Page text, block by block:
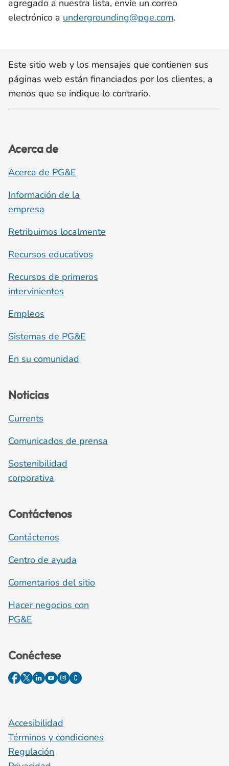
agregado a nuestra lista, envíe un correo
electrónico a undergrounding@pge.com.
Este sitio web y los mensajes que contienen sus
páginas web están financiados por los clientes, a
menos que se indique lo contrario.
Acerca de
Acerca de PG&E
Información de la
empresa
Retribuimos localmente
Recursos educativos
Recursos de primeros
intervinientes
Empleos
Sistemas de PG&E
En su comunidad
Noticias
Currents
Comunicados de prensa
Sostenibilidad
corporativa
Contáctenos
Contáctenos
Centro de ayuda
Comentarios del sitio
Hacer negocios con
PG&E
Conéctese
Accesibilidad
Términos y condiciones
Regulación